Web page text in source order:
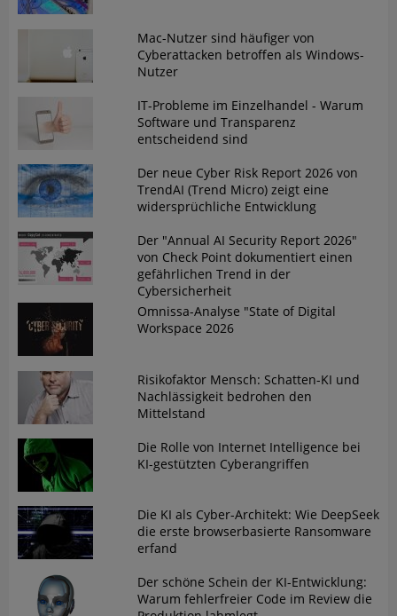
Mac-Nutzer sind häufiger von
Cyberattacken betroffen als Windows-
Nutzer
IT-Probleme im Einzelhandel - Warum
Software und Transparenz
entscheidend sind
Der neue Cyber Risk Report 2026 von
TrendAI (Trend Micro) zeigt eine
widersprüchliche Entwicklung
Der "Annual AI Security Report 2026"
von Check Point dokumentiert einen
gefährlichen Trend in der
Cybersicherheit
Omnissa-Analyse "State of Digital
Workspace 2026
Risikofaktor Mensch: Schatten-KI und
Nachlässigkeit bedrohen den
Mittelstand
Die Rolle von Internet Intelligence bei
KI-gestützten Cyberangriffen
Die KI als Cyber-Architekt: Wie DeepSeek
die erste browserbasierte Ransomware
erfand
Der schöne Schein der KI-Entwicklung:
Warum fehlerfreier Code im Review die